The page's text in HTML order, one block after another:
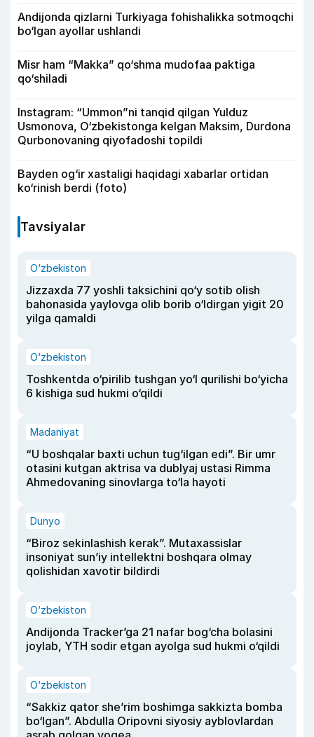
Andijonda qizlarni Turkiyaga fohishalikka sotmoqchi
bo‘lgan ayollar ushlandi
Misr ham “Makka” qo‘shma mudofaa paktiga
qo‘shiladi
Instagram: “Ummon”ni tanqid qilgan Yulduz
Usmonova, O‘zbekistonga kelgan Maksim, Durdona
Qurbonovaning qiyofadoshi topildi
Bayden og‘ir xastaligi haqidagi xabarlar ortidan
ko‘rinish berdi (foto)
Tavsiyalar
O‘zbekiston
Jizzaxda 77 yoshli taksichini qo‘y sotib olish
bahonasida yaylovga olib borib o‘ldirgan yigit 20
yilga qamaldi
O‘zbekiston
Toshkentda o‘pirilib tushgan yo‘l qurilishi bo‘yicha
6 kishiga sud hukmi o‘qildi
Madaniyat
“U boshqalar baxti uchun tug‘ilgan edi”. Bir umr
otasini kutgan aktrisa va dublyaj ustasi Rimma
Ahmedovaning sinovlarga to‘la hayoti
Dunyo
“Biroz sekinlashish kerak”. Mutaxassislar
insoniyat sun’iy intellektni boshqara olmay
qolishidan xavotir bildirdi
O‘zbekiston
Andijonda Tracker’ga 21 nafar bog‘cha bolasini
joylab, YTH sodir etgan ayolga sud hukmi o‘qildi
O‘zbekiston
“Sakkiz qator she’rim boshimga sakkizta bomba
bo‘lgan”. Abdulla Oripovni siyosiy ayblovlardan